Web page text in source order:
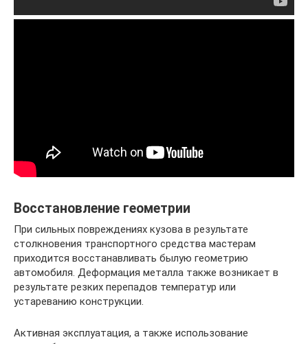
Восстановление геометрии
При сильных повреждениях кузова в результате
столкновения транспортного средства мастерам
приходится восстанавливать былую геометрию
автомобиля. Деформация металла также возникает в
результате резких перепадов температур или
устареванию конструкции.
Активная эксплуатация, а также использование